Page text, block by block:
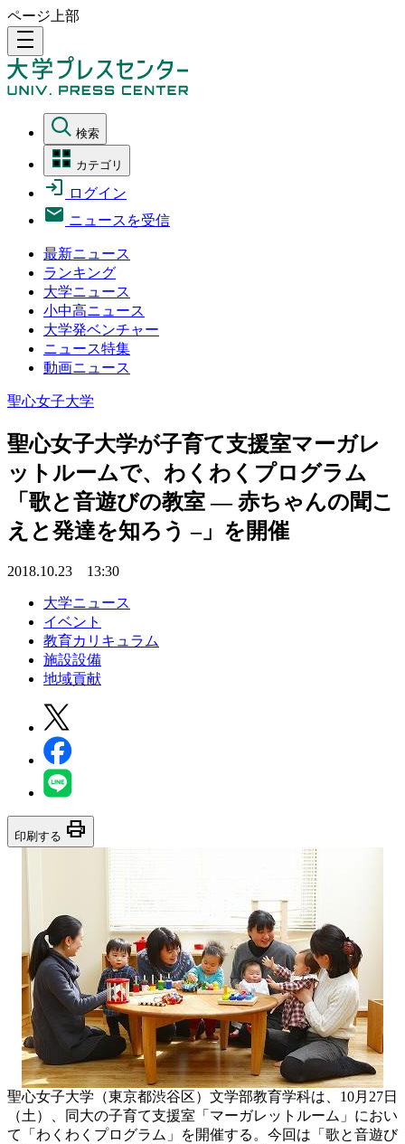
ページ上部
density_medium
検索
カテゴリ
ログイン
ニュースを受信
最新ニュース
ランキング
大学ニュース
小中高ニュース
大学発ベンチャー
ニュース特集
動画ニュース
聖心女子大学
聖心女子大学が子育て支援室マーガレ
ットルームで、わくわくプログラム
「歌と音遊びの教室 — 赤ちゃんの聞こ
えと発達を知ろう –」を開催
2018.10.23 13:30
大学ニュース
イベント
教育カリキュラム
施設設備
地域貢献
印刷する print
聖心女子大学（東京都渋谷区）文学部教育学科は、10月27日
（土）、同大の子育て支援室「マーガレットルーム」におい
て「わくわくプログラム」を開催する。今回は「歌と音遊び